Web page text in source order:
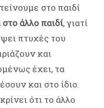
στο παιδί
άλλο παιδί, γιατί
πτυχές του
και
έχει, τα
και στο ίδιο.
ότι το άλλο